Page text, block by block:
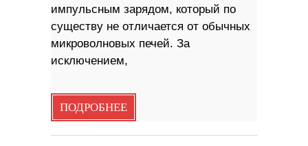
импульсным зарядом, который по
существу не отличается от обычных
микроволновых печей. За
исключением,
ПОДРОБНЕЕ